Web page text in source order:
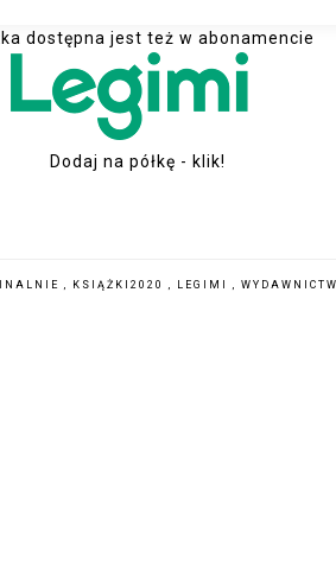
dostępna jest też w abonamencie
Dodaj na półkę - klik!
, KSIĄŻKI2020 , LEGIMI ,